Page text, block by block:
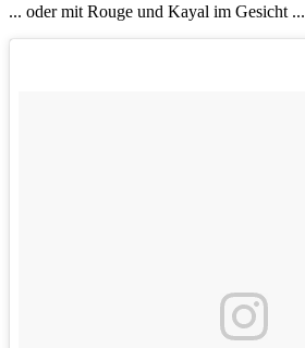
... oder mit Rouge und Kayal im Gesicht ...